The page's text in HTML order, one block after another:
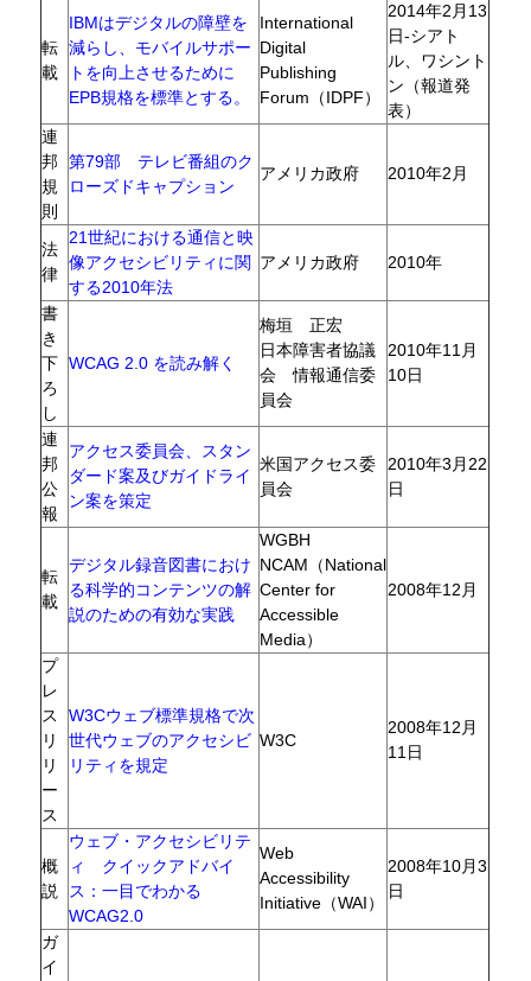
転
載
IBMはデジタルの障壁を
減らし、モバイルサポー
トを向上させるために
EPB規格を標準とする。
International
Digital
Publishing
Forum（IDPF）
2014年2月13
日‐シアト
ル、ワシント
ン（報道発
表）
連
邦
規
則
第79部 テレビ番組のク
ローズドキャプション
アメリカ政府 2010年2月
法
律
21世紀における通信と映
像アクセシビリティに関
する2010年法
アメリカ政府 2010年
書
き
下
ろ
し
WCAG 2.0 を読み解く
梅垣 正宏
日本障害者協議
会 情報通信委
員会
2010年11月
10日
連
邦
公
報
アクセス委員会、スタン
ダード案及びガイドライ
ン案を策定
米国アクセス委
員会
2010年3月22
日
転
載
デジタル録音図書におけ
る科学的コンテンツの解
説のための有効な実践
WGBH
NCAM（National
Center for
Accessible
Media）
2008年12月
プ
レ
ス
リ
リ
ー
ス
W3Cウェブ標準規格で次
世代ウェブのアクセシビ
リティを規定
W3C
2008年12月
11日
概
説
ウェブ・アクセシビリテ
ィ クイックアドバイ
ス：一目でわかる
WCAG2.0
Web
Accessibility
Initiative（WAI）
2008年10月3
日
ガ
イ